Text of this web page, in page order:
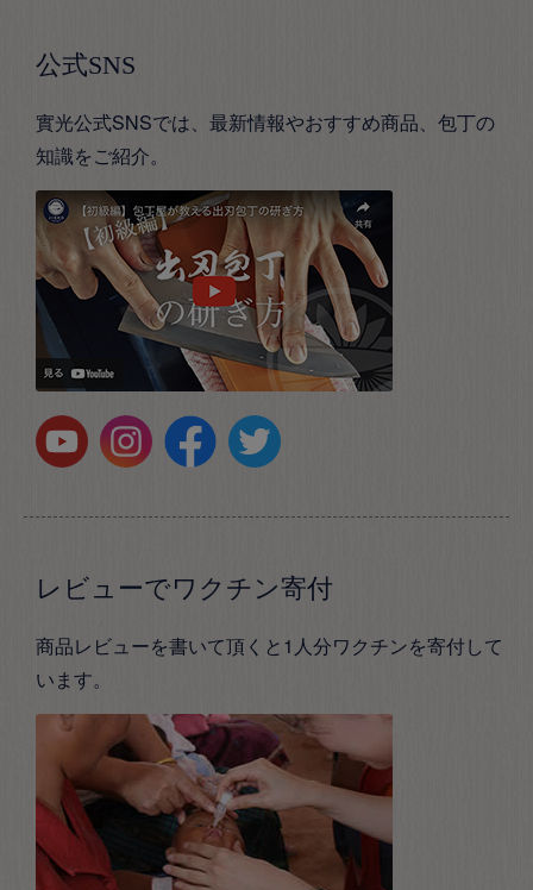
公式SNS
實光公式SNSでは、最新情報やおすすめ商品、包丁の
知識をご紹介。
レビューでワクチン寄付
商品レビューを書いて頂くと1人分ワクチンを寄付して
います。